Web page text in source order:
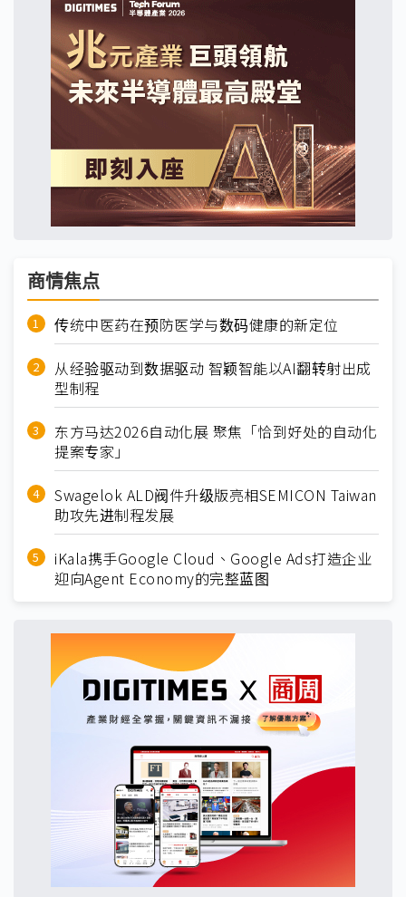
商情焦点
传统中医药在预防医学与数码健康的新定位
从经验驱动到数据驱动 智颖智能以AI翻转射出成
型制程
东方马达2026自动化展 聚焦「恰到好处的自动化
提案专家」
Swagelok ALD阀件升级版亮相SEMICON Taiwan
助攻先进制程发展
iKala携手Google Cloud、Google Ads打造企业
迎向Agent Economy的完整蓝图